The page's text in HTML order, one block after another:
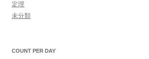
定理
未分類
COUNT PER DAY